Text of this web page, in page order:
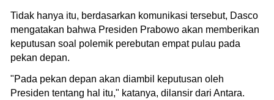
Tidak hanya itu, berdasarkan komunikasi tersebut, Dasco
mengatakan bahwa Presiden Prabowo akan memberikan
keputusan soal polemik perebutan empat pulau pada
pekan depan.
"Pada pekan depan akan diambil keputusan oleh
Presiden tentang hal itu," katanya, dilansir dari Antara.